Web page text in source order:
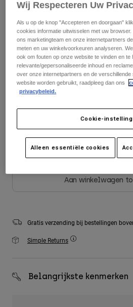
Ontdek MTB
Product Help
Helmet Care Guide
Ontdek MTB
Product Help
Moto Gear Guides
Helmet Care Guide
T-shirts
Hoodies
Alles bekijken
Accessoires
Socks
Stickers
Jackets
Socks
Alles bekijken
Lifestyle
Hoodies och pullovers
Jackets
Broeken
Accessories
Bags & Backpacks
Matentabel
2 4 6 8
14 16
Kleur -Nootmuskaatbruin
geselecteerd
Aan winkelwagen
Gratis verzending bij bestellingen
Simple Returns
Belangrijkste kenmerken
Wij Respecteren Uw
Als u op de knop "Accepteren en doorgaan"
cookies informatie uitwisselen met uw
ons marketingteam en onze internetpartners
meten en uw winkelvoorkeuren analyseren.
ook om fouten op onze website te vinden en te
relevante/gepersonaliseerde inhoud en
over onze internetpartners en de
website worden gebruikt, raadpleeg dan ons
privacybeleid.
Cookie-
Alleen essentiële cookies